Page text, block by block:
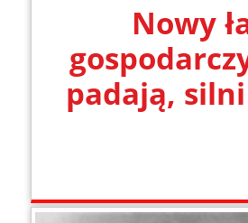
Nowy
padają,